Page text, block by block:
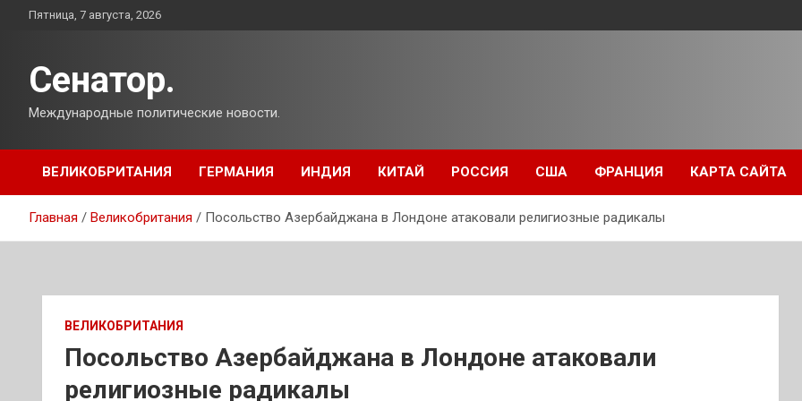
ПерейтиПятница, 7 августа, 2026
Сенатор.
Международные политические новости.
ВЕЛИКОБРИТАНИЯ ГЕРМАНИЯ ИНДИЯ КИТАЙ РОССИЯ США ФРАНЦИЯ КАРТА САЙТА
Главная Великобритания Посольство Азербайджана в Лондоне атаковали религиозные радикалы
ВЕЛИКОБРИТАНИЯ
Посольство Азербайджана в Лондоне атаковали
религиозные радикалы